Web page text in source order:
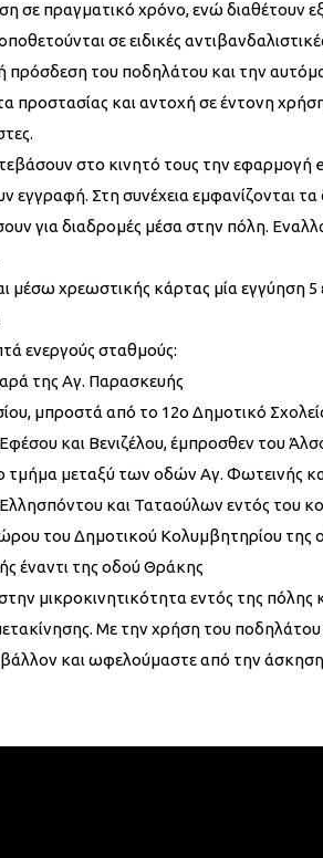
σε πραγματικό χρόνο, ενώ διαθέτουν
σε ειδικές
πρόσδεση του ποδηλάτου και την
και αντοχή σε έντονη
στο κινητό τους την
εγγραφή. Στη συνέχεια εμφανίζονται
για διαδρομές μέσα στην πόλη.
μέσω χρεωστικής κάρτας μία εγγύηση
ενεργούς σταθμούς:
της Αγ. Παρασκευής
μπροστά από το 12ο Δημοτικό
και Βενιζέλου, έμπροσθεν του
τμήμα μεταξύ των οδών Αγ. Φωτεινής
και Ταταούλων εντός του
του Δημοτικού Κολυμβητηρίου της
έναντι της οδού Θράκης
μικροκινητικότητα εντός της πόλης
Με την χρήση του
και ωφελούμαστε από την